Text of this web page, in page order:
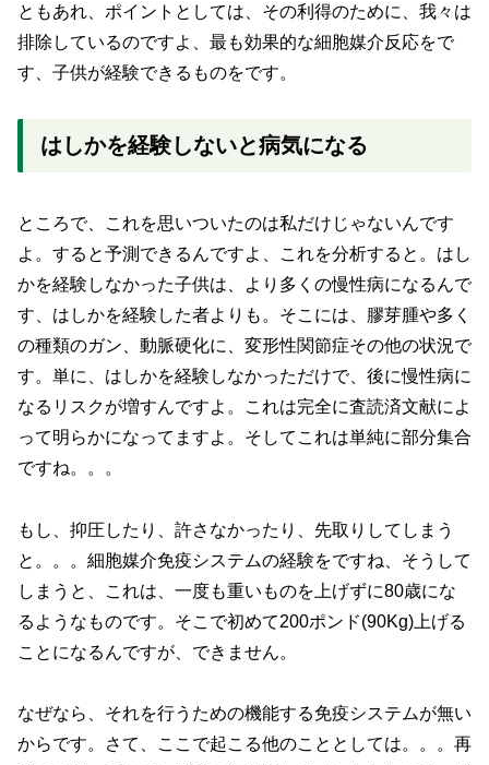
ともあれ、ポイントとしては、その利得のために、我々は
排除しているのですよ、最も効果的な細胞媒介反応をで
す、子供が経験できるものをです。
はしかを経験しないと病気になる
ところで、これを思いついたのは私だけじゃないんです
よ。すると予測できるんですよ、これを分析すると。はし
かを経験しなかった子供は、より多くの慢性病になるんで
す、はしかを経験した者よりも。そこには、膠芽腫や多く
の種類のガン、動脈硬化に、変形性関節症その他の状況で
す。単に、はしかを経験しなかっただけで、後に慢性病に
なるリスクが増すんですよ。これは完全に査読済文献によ
って明らかになってますよ。そしてこれは単純に部分集合
ですね。。。
もし、抑圧したり、許さなかったり、先取りしてしまう
と。。。細胞媒介免疫システムの経験をですね、そうして
しまうと、これは、一度も重いものを上げずに80歳にな
るようなものです。そこで初めて200ポンド(90Kg)上げる
ことになるんですが、できません。
なぜなら、それを行うための機能する免疫システムが無い
からです。さて、ここで起こる他のこととしては。。。再